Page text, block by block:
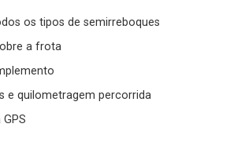
os tipos de semirreboques
a frota
e quilometragem percorrida